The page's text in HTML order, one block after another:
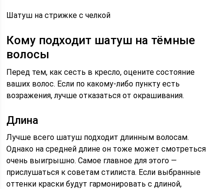
Шатуш на стрижке с челкой
Кому подходит шатуш на тёмные
волосы
Перед тем, как сесть в кресло, оцените состояние
ваших волос. Если по какому-либо пункту есть
возражения, лучше отказаться от окрашивания.
Длина
Лучше всего шатуш подходит длинным волосам.
Однако на средней длине он тоже может смотреться
очень выигрышно. Самое главное для этого —
прислушаться к советам стилиста. Если выбранные
оттенки краски будут гармонировать с длиной,